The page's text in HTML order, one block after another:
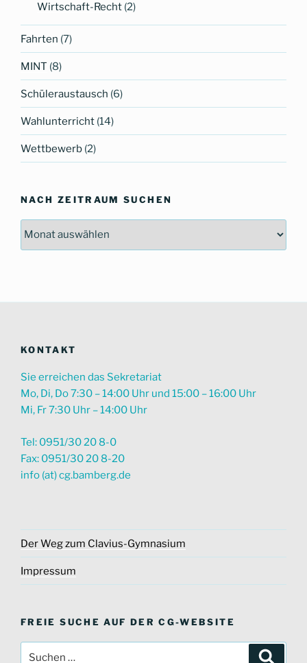
Wirtschaft-Recht (2)
Fahrten (7)
MINT (8)
Schüleraustausch (6)
Wahlunterricht (14)
Wettbewerb (2)
NACH ZEITRAUM SUCHEN
Nach
KONTAKT
Sie erreichen das Sekretariat
Mo, Di, Do 7:30 – 14:00 Uhr und 15:00 – 16:00 Uhr
Mi, Fr 7:30 Uhr – 14:00 Uhr
Tel: 0951/30 20 8-0
Fax: 0951/30 20 8-20
info (at) cg.bamberg.de
Der Weg zum Clavius-Gymnasium
Impressum
FREIE SUCHE AUF DER CG-WEBSITE